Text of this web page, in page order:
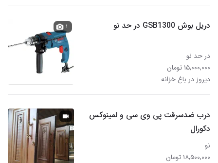
دریل بوش GSB1300 در حد نو
در حد نو
۱۵,۰۰۰,۰۰۰ تومان
دیروز در باغ خزانه
۱
درب ضدسرقت پی وی سی و لمینوکس
دکورال
نو
۱۸,۵۰۰,۰۰۰ تومان